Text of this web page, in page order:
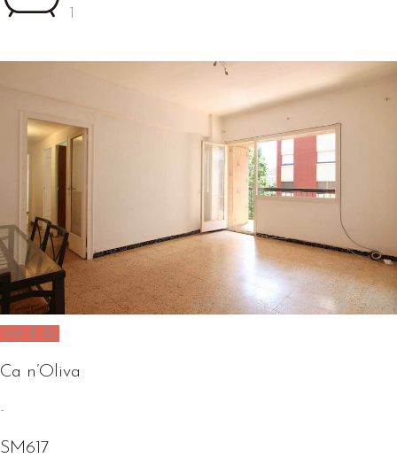
1
Vendido
Ca n’Oliva
-
SM617